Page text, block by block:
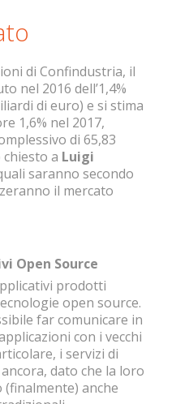
di Confindustria, il
nel 2016 dell’1,4%
di euro) e si stima
1,6% nel 2017,
di 65,83
a Luigi
saranno secondo
il mercato
Open Source
prodotti
open source.
far comunicare in
con i vecchi
i servizi di
dato che la loro
anche